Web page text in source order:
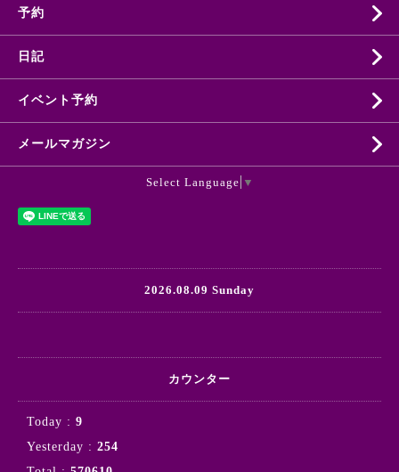
予約
日記
イベント予約
メールマガジン
Select Language ▼
2026.08.09 Sunday
カウンター
Today : 9
Yesterday : 254